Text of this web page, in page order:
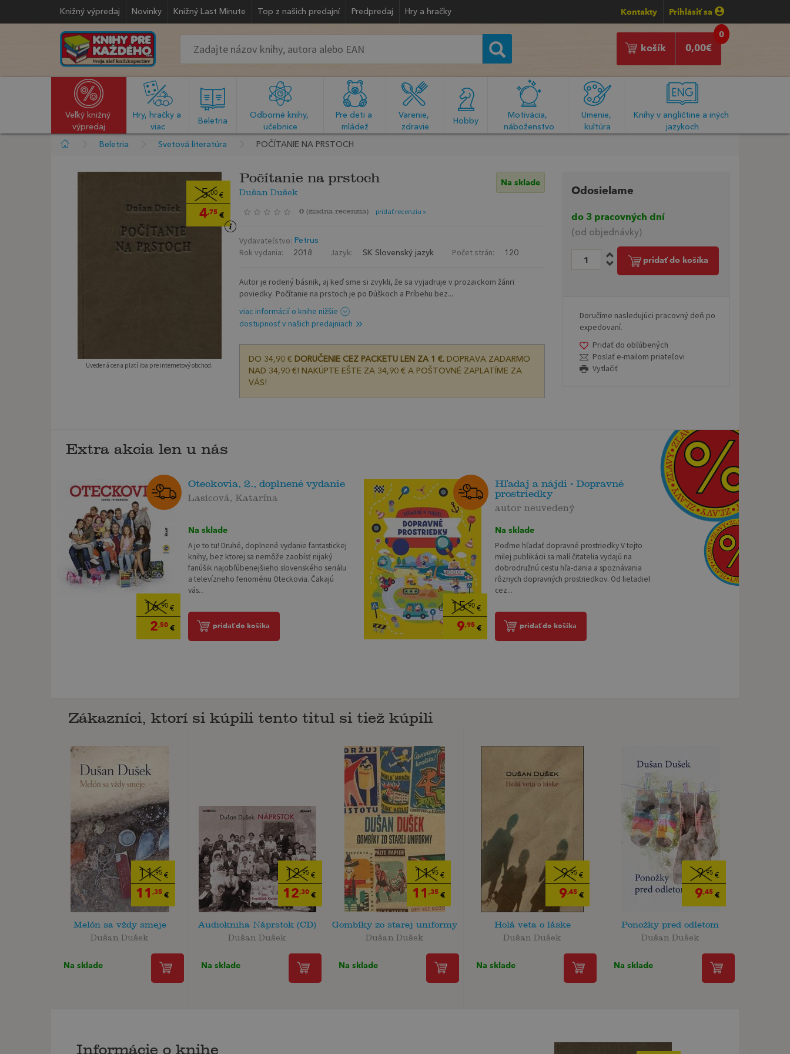
Knižný výpredaj Novinky Knižný Last Minute Top z našich predajní Predpredaj Hry a hračky Kontakty Prihlásiť sa
0
0,00€
košík
Veľký knižný
výpredaj
Hry, hračky a
viac
Beletria
Odborné knihy,
učebnice
Pre deti a
mládež
Varenie,
zdravie
Hobby
Motivácia,
náboženstvo
Umenie,
kultúra
Knihy v angličtine a iných
jazykoch
Beletria Svetová literatúra POČÍTANIE NA PRSTOCH
5,00 €
4,75 €
Uvedená cena platí iba pre internetový obchod.
Počítanie na prstoch
Dušan Dušek
Na sklade
0 (žiadna recenzia) pridať recenziu »
Vydavateľstvo: Petrus
Rok vydania: 2018 Jazyk: SK Slovenský jazyk Počet strán: 120
Autor je rodený básnik, aj keď sme si zvykli, že sa vyjadruje v prozaickom žánri
poviedky. Počítanie na prstoch je po Dúškoch a Príbehu bez...
viac informácií o knihe nižšie
dostupnosť v našich predajniach
DO 34,90 € DORUČENIE CEZ PACKETU LEN ZA 1 €.DOPRAVA ZADARMO
NAD 34,90 €! NAKÚPTE EŠTE ZA 34,90 € A POŠTOVNÉ ZAPLATÍME ZA
VÁS!
Odosielame
do 3 pracovných dní
(od objednávky)
pridať do košíka
Doručíme nasledujúci pracovný deň po
expedovaní.
Pridať do obľúbených
Poslať e-mailom priateľovi
Vytlačiť
Extra akcia len u nás
16,90€
2,50€
Oteckovia, 2., doplnené vydanie
Lasicová, Katarína
Na sklade
A je to tu! Druhé, doplnené vydanie fantastickej
knihy, bez ktorej sa nemôže zaobísť nijaký
fanúšik najobľúbenejšieho slovenského seriálu
a televízneho fenoménu Oteckovia. Čakajú
vás...
pridať do košíka
15,90€
9,95€
Hľadaj a nájdi - Dopravné
prostriedky
autor neuvedený
Na sklade
Poďme hľadať dopravné prostriedky V tejto
milej publikácii sa malí čitatelia vydajú na
dobrodružnú cestu hľa-dania a spoznávania
rôznych dopravných prostriedkov. Od lietadiel
cez...
pridať do košíka
Zákazníci, ktorí si kúpili tento titul si tiež kúpili
11,95 €
11 ,35 €
Melón sa vždy smeje
Dušan Dušek
Na sklade
12,95 €
12,30 €
Audiokniha Náprstok (CD)
Dušan Dušek
Na sklade
11,95€
11 ,35€
Gombíky zo starej uniformy
Dušan Dušek
Na sklade
9,95€
9,45€
Holá veta o láske
Dušan Dušek
Na sklade
9,95 €
9,45 €
Ponožky pred odletom
Dušan Dušek
Na sklade
Informácie o knihe